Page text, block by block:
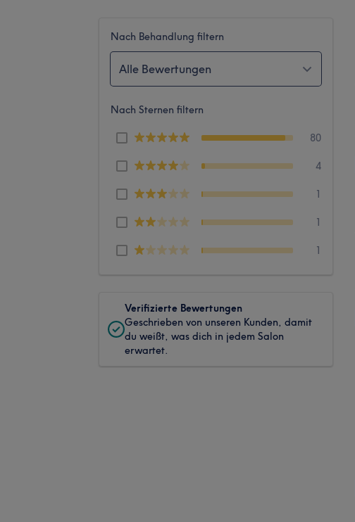
Nach Behandlung filtern
Alle Bewertungen
Nach Sternen filtern
80
4
1
1
1
Verifizierte Bewertungen
Geschrieben von unseren Kunden, damit
du weißt, was dich in jedem Salon
erwartet.